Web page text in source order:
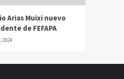
Arias Muixi nuevo
de FEFAPA
2024